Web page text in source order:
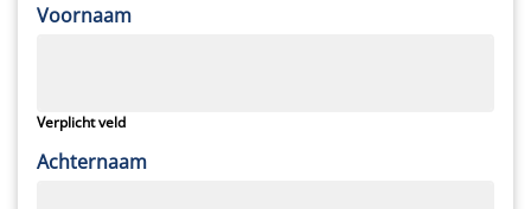
Voornaam
Verplicht veld
Achternaam